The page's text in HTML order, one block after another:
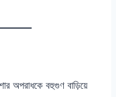
অপরাধকে বহুগুণ বাড়িয়ে